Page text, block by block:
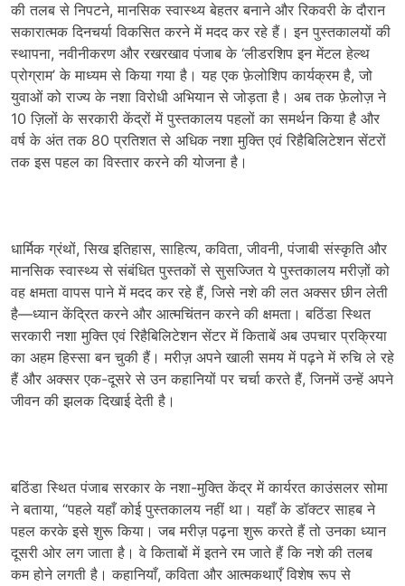
की तलब से निपटने, मानसिक स्वास्थ्य बेहतर बनाने और रिकवरी के दौरान
सकारात्मक दिनचर्या विकसित करने में मदद कर रहे हैं। इन पुस्तकालयों की
स्थापना, नवीनीकरण और रखरखाव पंजाब के ‘लीडरशिप इन मेंटल हेल्थ
प्रोग्राम’ के माध्यम से किया गया है। यह एक फ़ेलोशिप कार्यक्रम है, जो
युवाओं को राज्य के नशा विरोधी अभियान से जोड़ता है। अब तक फ़ेलोज़ ने
10 ज़िलों के सरकारी केंद्रों में पुस्तकालय पहलों का समर्थन किया है और
वर्ष के अंत तक 80 प्रतिशत से अधिक नशा मुक्ति एवं रिहैबिलिटेशन सेंटरों
तक इस पहल का विस्तार करने की योजना है।
धार्मिक ग्रंथों, सिख इतिहास, साहित्य, कविता, जीवनी, पंजाबी संस्कृति और
मानसिक स्वास्थ्य से संबंधित पुस्तकों से सुसज्जित ये पुस्तकालय मरीज़ों को
वह क्षमता वापस पाने में मदद कर रहे हैं, जिसे नशे की लत अक्सर छीन लेती
है—ध्यान केंद्रित करने और आत्मचिंतन करने की क्षमता। बठिंडा स्थित
सरकारी नशा मुक्ति एवं रिहैबिलिटेशन सेंटर में किताबें अब उपचार प्रक्रिया
का अहम हिस्सा बन चुकी हैं। मरीज़ अपने खाली समय में पढ़ने में रुचि ले रहे
हैं और अक्सर एक-दूसरे से उन कहानियों पर चर्चा करते हैं, जिनमें उन्हें अपने
जीवन की झलक दिखाई देती है।
बठिंडा स्थित पंजाब सरकार के नशा-मुक्ति केंद्र में कार्यरत काउंसलर सोमा
ने बताया, “पहले यहाँ कोई पुस्तकालय नहीं था। यहाँ के डॉक्टर साहब ने
पहल करके इसे शुरू किया। जब मरीज़ पढ़ना शुरू करते हैं तो उनका ध्यान
दूसरी ओर लग जाता है। वे किताबों में इतने रम जाते हैं कि नशे की तलब
कम होने लगती है। कहानियाँ, कविता और आत्मकथाएँ विशेष रूप से